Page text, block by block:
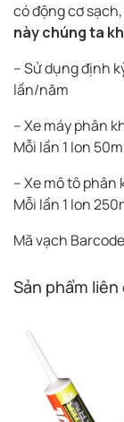
có động cơ
này chúng ta
– Sử dụng định
lần/năm
– Xe máy phân
Mỗi lần 1 lon
– Xe mô tô
Mỗi lần 1 lon
Mã vạch
Sản phẩm liên